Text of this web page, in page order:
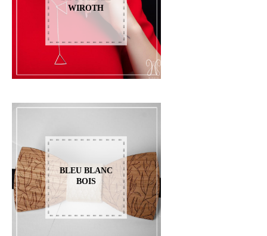
WIROTH
BLEU BLANC
BOIS